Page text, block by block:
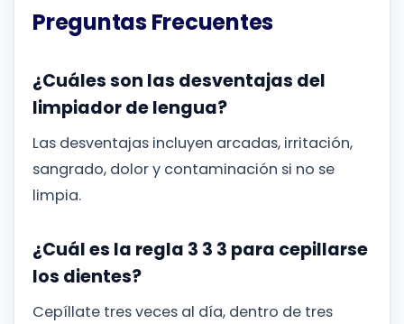
Preguntas Frecuentes
¿Cuáles son las desventajas del
limpiador de lengua?
Las desventajas incluyen arcadas, irritación,
sangrado, dolor y contaminación si no se
limpia.
¿Cuál es la regla 3 3 3 para cepillarse
los dientes?
Cepíllate tres veces al día, dentro de tres